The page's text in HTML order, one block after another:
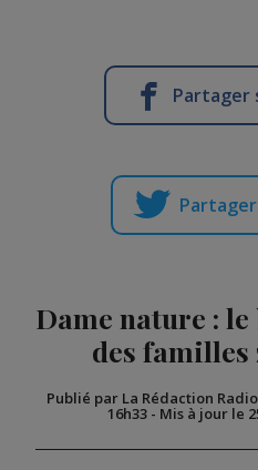
Partager
Dame nature :
des familles
Publié par La Rédaction
16h33 - Mis à jour le